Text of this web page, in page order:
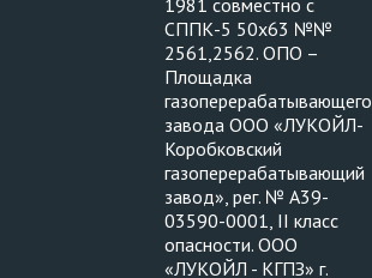
1981 совместно с
СППК-5 50х63 №№
2561,2562. ОПО –
Площадка
газоперерабатывающего
завода ООО «ЛУКОЙЛ-
Коробковский
газоперерабатывающий
завод», рег. № А39-
03590-0001, II класс
опасности. ООО
«ЛУКОЙЛ - КГПЗ» г.